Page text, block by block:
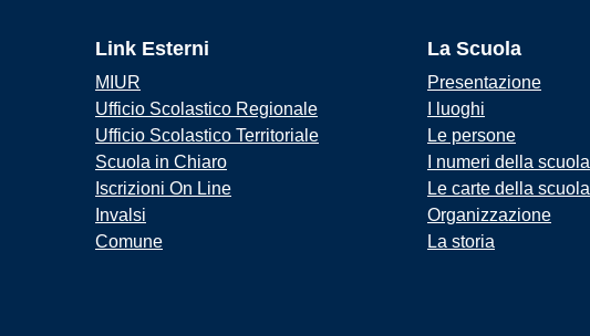
Link Esterni
MIUR
Ufficio Scolastico Regionale
Ufficio Scolastico Territoriale
Scuola in Chiaro
Iscrizioni On Line
Invalsi
Comune
La Scuola
Presentazione
I luoghi
Le persone
I numeri della scuola
Le carte della scuola
Organizzazione
La storia